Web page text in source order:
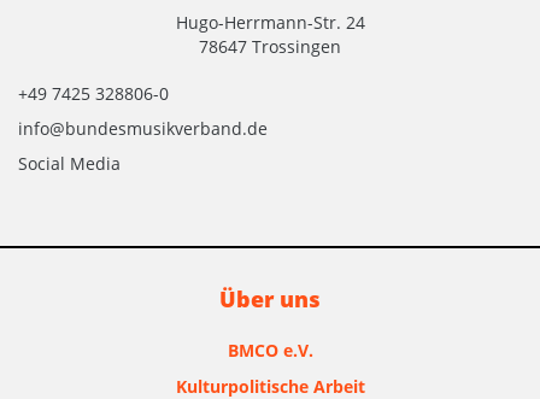
Hugo-Herrmann-Str. 24
78647 Trossingen
+49 7425 328806-0
info@bundesmusikverband.de
Social Media
Über uns
BMCO e.V.
Kulturpolitische Arbeit